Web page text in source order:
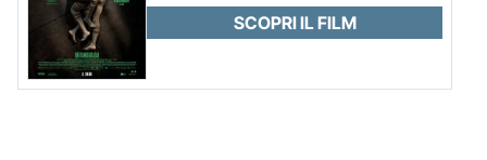
SCOPRI IL FILM